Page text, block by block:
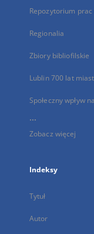
Repozytorium
Regionalia
Zbiory bibliofilskie
Lublin 700 lat
Społeczny wpływ
...
Zobacz więcej
Indeksy
Tytuł
Autor